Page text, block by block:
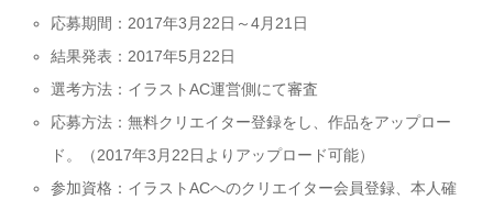
応募期間：2017年3月22日～4月21日
結果発表：2017年5月22日
選考方法：イラストAC運営側にて審査
応募方法：無料クリエイター登録をし、作品をアップロー
ド。（2017年3月22日よりアップロード可能）
参加資格：イラストACへのクリエイター会員登録、本人確